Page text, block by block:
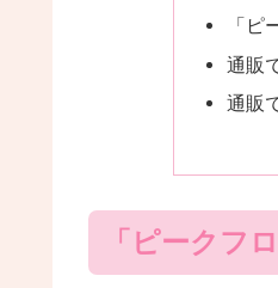
「
通販
通販
「ピークフ